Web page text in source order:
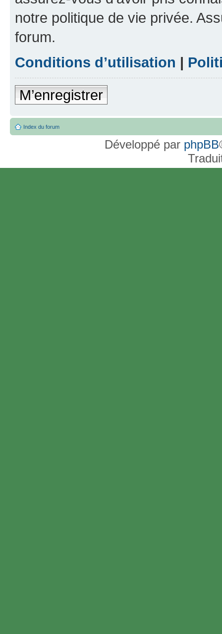
notre politique de vie privée.
forum.
Conditions d’utilisation |
M’enregistrer
Index du forum
Développé par phpBB